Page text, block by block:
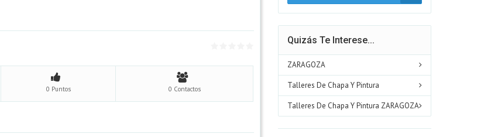
0 Puntos 0 Contactos
Quizás Te Interese...
ZARAGOZA
Talleres De Chapa Y Pintura
Talleres De Chapa Y Pintura ZARAGOZA